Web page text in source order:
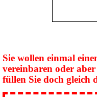
Sie wollen einmal
vereinbaren oder
füllen Sie doch gleich